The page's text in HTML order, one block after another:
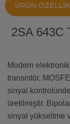
ÜRÜN
2SA 643C
Modern
transistör,
sinyal
üretilmiştir.
sinyal yükseltme